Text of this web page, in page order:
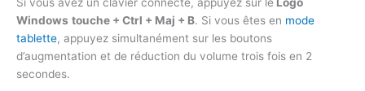
Windows touche + Ctrl + Maj + B. Si vous êtes en mode
tablette, appuyez simultanément sur les boutons
d’augmentation et de réduction du volume trois fois en 2
secondes.